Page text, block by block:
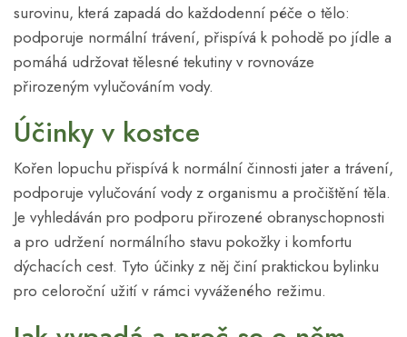
surovinu, která zapadá do každodenní péče o tělo:
podporuje normální trávení, přispívá k pohodě po jídle a
pomáhá udržovat tělesné tekutiny v rovnováze
přirozeným vylučováním vody.
Účinky v kostce
Kořen lopuchu přispívá k normální činnosti jater a trávení,
podporuje vylučování vody z organismu a pročištění těla.
Je vyhledáván pro podporu přirozené obranyschopnosti
a pro udržení normálního stavu pokožky i komfortu
dýchacích cest. Tyto účinky z něj činí praktickou bylinku
pro celoroční užití v rámci vyváženého režimu.